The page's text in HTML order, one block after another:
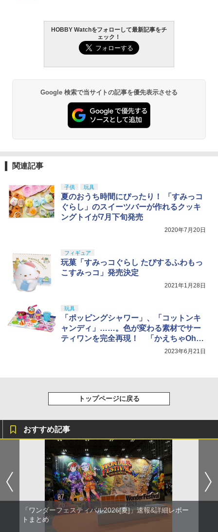
HOBBY Watchをフォローして最新記事をチ
ェック！
Google 検索で当サイトの記事を優先表示させる
関連記事
子供 玩具
夏のおうち時間にぴったり！ 「すみっコ
ぐらし」のスイーツバーが作れるクッキ
ングトイが7月下旬発売
2020年7月20日
フィギュア
玩菓「すみっコぐらし たびするふわもっ
こすみっコ」発売決定
2021年1月28日
玩具
「ポッピングシャワー」、「コットンキ
ャンディ」……。色が変わる素材でサー
ティワンを完全再現！ 「かえちゃOh!!
まほうのサーティワン アイスクリー
2023年6月21日
トップページに戻る
おすすめ記事
「ワンダーフェスティバル2026[夏]」速報&詳細レポー
トまとめ